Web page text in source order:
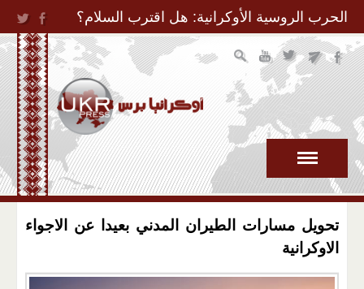
Jump to Navigation
الحرب الروسية الأوكرانية: هل اقترب السلام؟
تحويل مسارات الطيران المدني بعيدا عن الاجواء
الاوكرانية